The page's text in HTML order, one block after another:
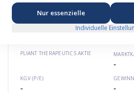
Nordamerika ⚕️
PLIANT THERAPEUTICSAKTIE
-
KGV (P/E)
- -
Nur essenzielle
Individuelle